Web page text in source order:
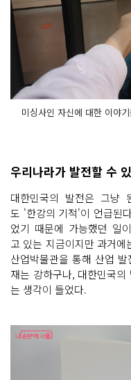
미싱사인 자신에 대한 이야
우리나라가 발전할 수
대한민국의 발전은 그냥
도 '한강의 기적'이 언급된
었기 때문에 가능했던 일
고 있는 지금이지만 과거
산업박물관을 통해 산업
재는 강하구나, 대한민국
는 생각이 들었다.